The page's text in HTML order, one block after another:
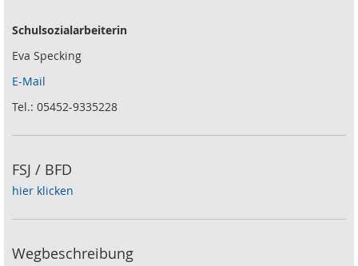
Schulsozialarbeiterin
Eva Specking
E-Mail
Tel.: 05452-9335228
FSJ / BFD
hier klicken
Wegbeschreibung